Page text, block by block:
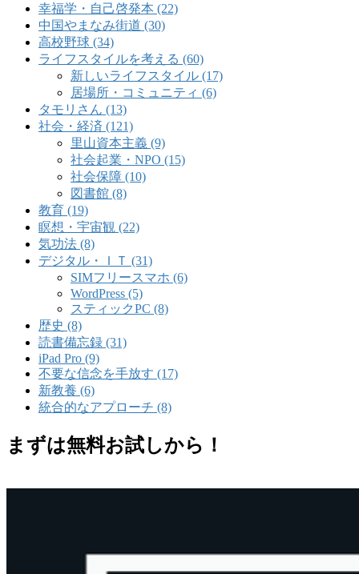
幸福学・自己啓発本 (22)
中国やまなみ街道 (30)
高校野球 (34)
ライフスタイルを考える (60)
新しいライフスタイル (17)
居場所・コミュニティ (6)
タモリさん (13)
社会・経済 (121)
里山資本主義 (9)
社会起業・NPO (15)
社会保障 (10)
図書館 (8)
教育 (19)
瞑想・宇宙観 (22)
気功法 (8)
デジタル・ＩＴ (31)
SIMフリースマホ (6)
WordPress (5)
スティックPC (8)
歴史 (8)
読書備忘録 (31)
iPad Pro (9)
不要な信念を手放す (17)
新教養 (6)
統合的なアプローチ (8)
まずは無料お試しから！